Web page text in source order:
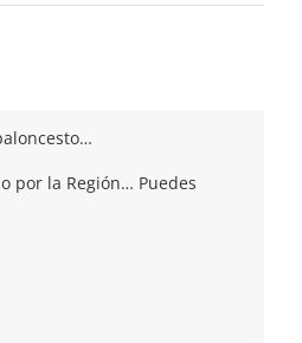
por la Región… Puedes